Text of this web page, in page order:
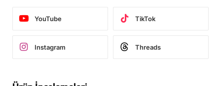
YouTube TikTok
Instagram Threads